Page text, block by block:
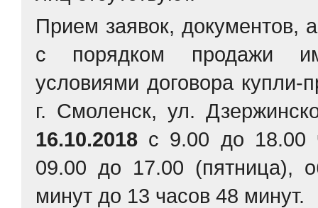
Прием заявок, документов,
с порядком продажи
условиями договора купли-
г. Смоленск, ул.
16.10.2018 с 9.00 до 18.00
09.00 до 17.00 (пятница),
минут до 13 часов 48 минут.